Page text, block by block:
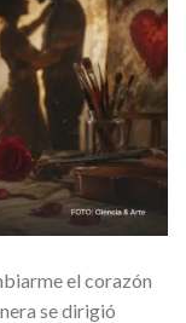
el corazón
se dirigió